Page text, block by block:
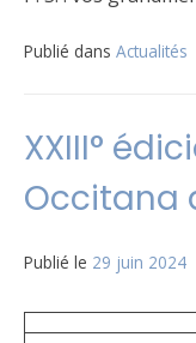
Publié dans Actualités
XXIII°
Occitana
Publié le 29 juin 2024